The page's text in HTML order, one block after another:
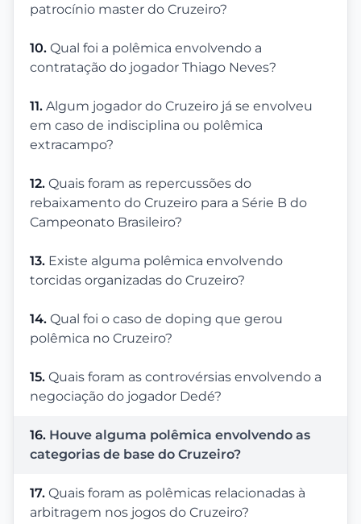
patrocínio master do Cruzeiro?
10. Qual foi a polêmica envolvendo a
contratação do jogador Thiago Neves?
11. Algum jogador do Cruzeiro já se envolveu
em caso de indisciplina ou polêmica
extracampo?
12. Quais foram as repercussões do
rebaixamento do Cruzeiro para a Série B do
Campeonato Brasileiro?
13. Existe alguma polêmica envolvendo
torcidas organizadas do Cruzeiro?
14. Qual foi o caso de doping que gerou
polêmica no Cruzeiro?
15. Quais foram as controvérsias envolvendo a
negociação do jogador Dedé?
16. Houve alguma polêmica envolvendo as
categorias de base do Cruzeiro?
17. Quais foram as polêmicas relacionadas à
arbitragem nos jogos do Cruzeiro?